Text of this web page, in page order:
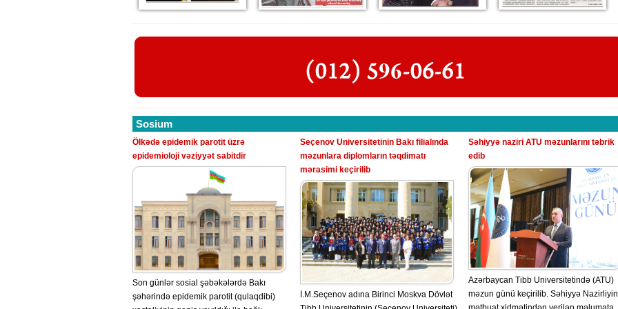
Sosium
Ölkədə epidemik parotit üzrə
epidemioloji vəziyyət sabitdir
Son günlər sosial şəbəkələrdə Bakı
şəhərində epidemik parotit (qulaqdibi)
Seçenov Universitetinin Bakı filialında
məzunlara diplomların təqdimatı
mərasimi keçirilib
İ.M.Seçenov adına Birinci Moskva Dövlət
Səhiyyə naziri ATU məzunlarını təbrik
edib
Azərbaycan Tibb Universitetində (ATU)
məzun günü keçirilib. Səhiyyə